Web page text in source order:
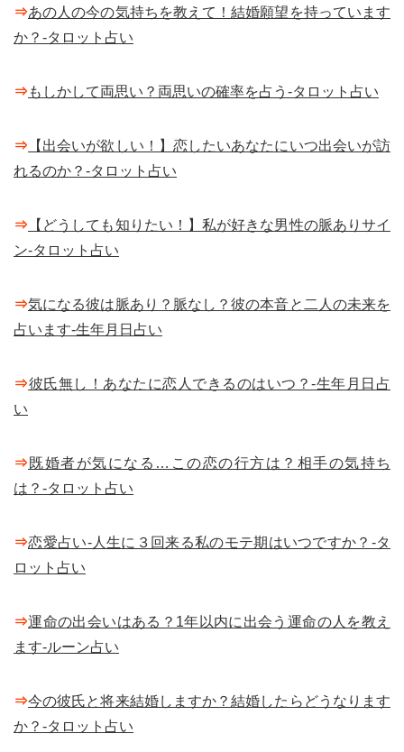
⇒あの人の今の気持ちを教えて！結婚願望を持っています
か？-タロット占い
⇒もしかして両思い？両思いの確率を占う-タロット占い
⇒ 【出会いが欲しい！】恋したいあなたにいつ出会いが訪
れるのか？-タロット占い
⇒ 【どうしても知りたい！】私が好きな男性の脈ありサイ
ン-タロット占い
⇒気になる彼は脈あり？脈なし？彼の本音と二人の未来を
占います-生年月日占い
⇒彼氏無し！あなたに恋人できるのはいつ？-生年月日占
い
⇒既婚者が気になる…この恋の行方は？相手の気持ち
は？-タロット占い
⇒恋愛占い-人生に３回来る私のモテ期はいつですか？-タ
ロット占い
⇒運命の出会いはある？1年以内に出会う運命の人を教え
ます-ルーン占い
⇒今の彼氏と将来結婚しますか？結婚したらどうなります
か？-タロット占い